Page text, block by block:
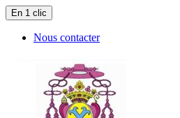
En 1 clic
Nous contacter